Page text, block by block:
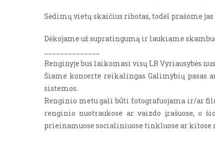
Sėdimų vietų skaičius ribotas, todėl prašome jas
Dėkojame už supratingumą ir laukiame
Renginyje bus laikomasi visų LR Vyriausybės
Šiame koncerte reikalingas Galimybių
sistemos.
Renginio metu gali būti fotografuojama ir/ar
renginio nuotraukose ar vaizdo įrašuose, o
prieinamuose socialiniuose tinkluose ar kitose